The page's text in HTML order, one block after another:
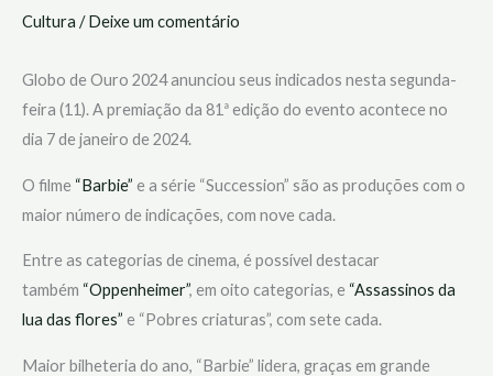
Cultura /Deixe um comentário
Globo de Ouro 2024 anunciou seus indicados nesta segunda-
feira (11). A premiação da 81ª edição do evento acontece no
dia 7 de janeiro de 2024.
O filme “Barbie” e a série “Succession” são as produções com o
maior número de indicações, com nove cada.
Entre as categorias de cinema, é possível destacar
também “Oppenheimer”, em oito categorias, e “Assassinos da
lua das flores” e “Pobres criaturas”, com sete cada.
Maior bilheteria do ano, “Barbie” lidera, graças em grande